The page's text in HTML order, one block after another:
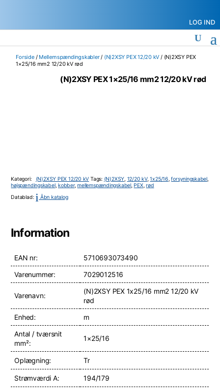
LOG IND
Forside/ Mellemspændingskabler/ (N)2XSY PEX 12/20 kV / (N)2XSY PEX
1×25/16 mm2 12/20 kV rød
(N)2XSY PEX 1×25/16 mm2 12/20 kV rød
Kategori: (N)2XSY PEX 12/20 kV Tags: (N)2XSY, 12/20 kV,1x25/16,forsyningskabel,
højspændingskabel, kobber,mellemspændingskabel, PEX,rød
Datablad:i Åbn katalog
Information
EAN nr:
5710693073490
Varenummer:
7029012516
Varenavn:
(N)2XSY PEX 1x25/16 mm2 12/20 kV
rød
Enhed:
m
Antal / tværsnit
mm²:
1×25/16
Oplægning: Tr
Strømværdi A: 194/179